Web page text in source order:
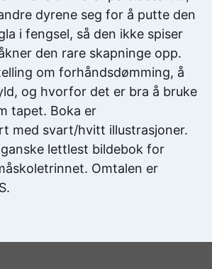
dyrene seg for å putte den
i fengsel, så den ikke spiser
den rare skapninge opp.
om forhåndsdømming, å
og hvorfor det er bra å bruke
tapet. Boka er
med svart/hvitt illustrasjoner.
lettlest bildebok for
Omtalen er